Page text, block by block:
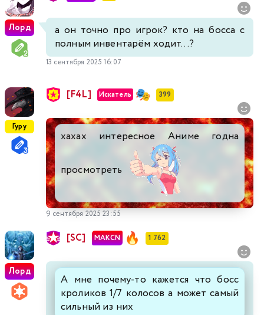
Лорд
а он точно про игрок? кто на босса с
полным инвентарём ходит...?
13 сентября 2025 16:07
Гуру
[F4L] Искатель 399
хахах интересное Аниме годна
просмотреть
9 сентября 2025 23:55
Лорд
[SC] MAKCN 1 762
А мне почему-то кажется что босс
кроликов 1/7 колосов а может самый
сильный из них